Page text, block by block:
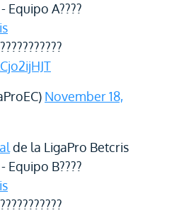
A????
November 18,
de la LigaPro Betcris
B????